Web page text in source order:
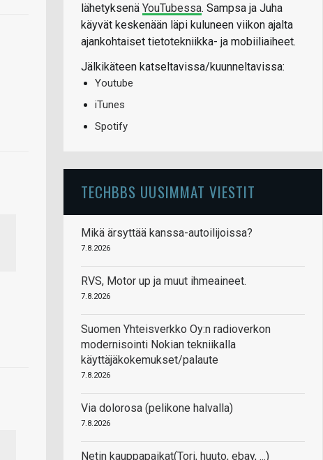
lähetyksenä YouTubessa. Sampsa ja Juha
käyvät keskenään läpi kuluneen viikon ajalta
ajankohtaiset tietotekniikka- ja mobiiliaiheet.
Jälkikäteen katseltavissa/kuunneltavissa:
Youtube
iTunes
Spotify
TECHBBS UUSIMMAT VIESTIT
Mikä ärsyttää kanssa-autoilijoissa?
7.8.2026
RVS, Motor up ja muut ihmeaineet.
7.8.2026
Suomen Yhteisverkko Oy:n radioverkon
modernisointi Nokian tekniikalla
käyttäjäkokemukset/palaute
7.8.2026
Via dolorosa (pelikone halvalla)
7.8.2026
Netin kauppapaikat(Tori, huuto, ebay, ...)